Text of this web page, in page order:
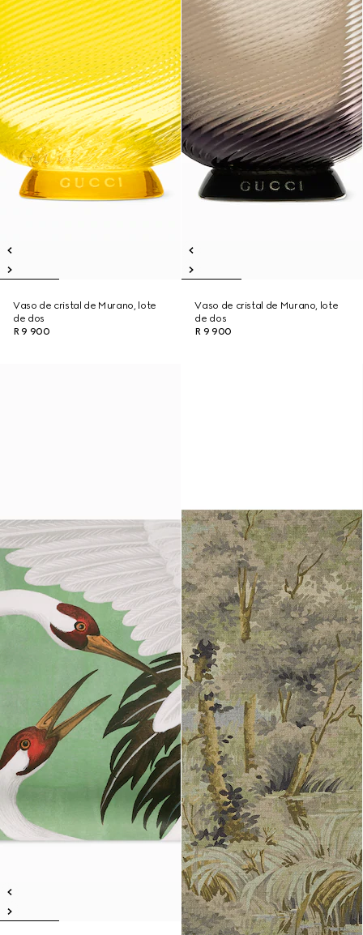
Vaso de cristal de Murano, lote
de dos
R 9 900
Vaso de cristal de Murano, lote
de dos
R 9 900